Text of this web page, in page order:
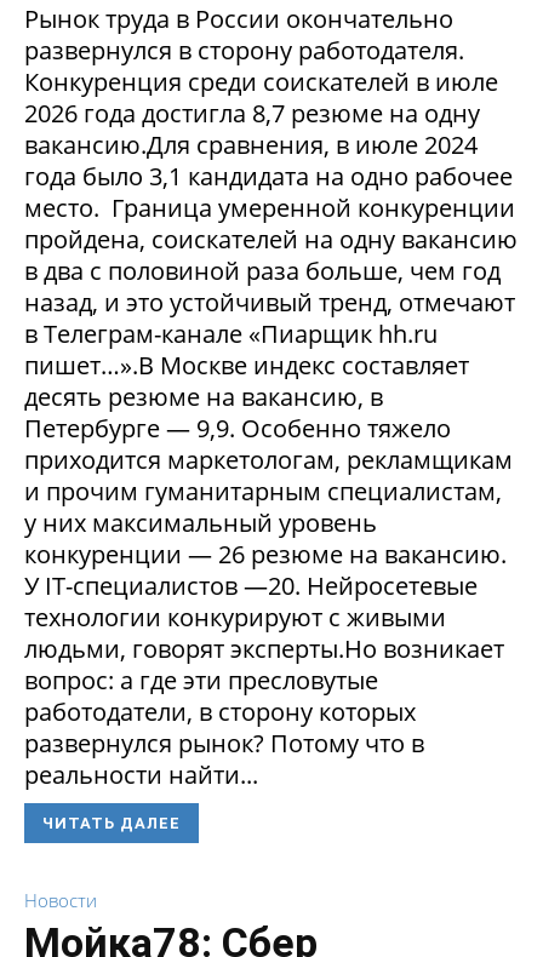
Рынок труда в России окончательно
развернулся в сторону работодателя.
Конкуренция среди соискателей в июле
2026 года достигла 8,7 резюме на одну
вакансию.Для сравнения, в июле 2024
года было 3,1 кандидата на одно рабочее
место. Граница умеренной конкуренции
пройдена, соискателей на одну вакансию
в два с половиной раза больше, чем год
назад, и это устойчивый тренд, отмечают
в Телеграм-канале «Пиарщик hh.ru
пишет…».В Москве индекс составляет
десять резюме на вакансию, в
Петербурге — 9,9. Особенно тяжело
приходится маркетологам, рекламщикам
и прочим гуманитарным специалистам,
у них максимальный уровень
конкуренции — 26 резюме на вакансию.
У IT-специалистов —20. Нейросетевые
технологии конкурируют с живыми
людьми, говорят эксперты.Но возникает
вопрос: а где эти пресловутые
работодатели, в сторону которых
развернулся рынок? Потому что в
реальности найти...
ЧИТАТЬ ДАЛЕЕ
Новости
Мойка78: Сбер